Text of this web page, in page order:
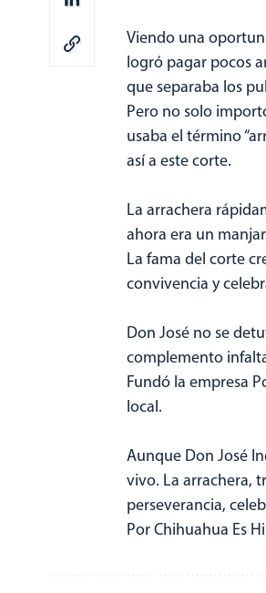
Viendo una
logró pagar pocos
que separaba los
Pero no solo
usaba el término
así a este corte.
La arrachera
ahora era un
La fama del corte
convivencia y
Don José no se
complemento
Fundó la empresa
local.
Aunque Don José
vivo. La arrachera,
perseverancia,
Por Chihuahua Es